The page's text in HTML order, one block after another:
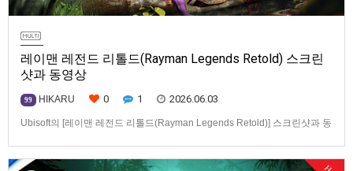
레이맨 레전드 리톨드(Rayman Legends Retold) 스크린
샷과 동영상
99 HIKARU 0 1 2026.06.03
Ubisoft의 [레이맨 레전드 리톨드(Rayman Legends Retold)] 스크린샷과 동